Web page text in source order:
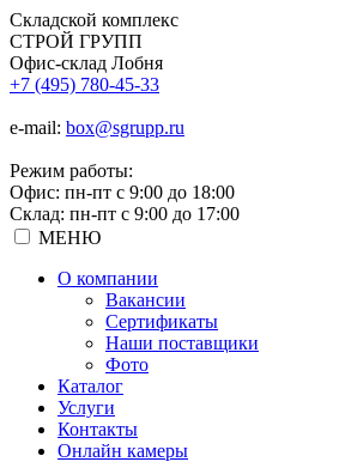
Складской комплекс
СТРОЙ ГРУПП
Офис-склад Лобня
+7 (495) 780-45-33
e-mail: box@sgrupp.ru
Режим работы:
Офис: пн-пт с 9:00 до 18:00
Склад: пн-пт с 9:00 до 17:00
МЕНЮ
О компании
Вакансии
Сертификаты
Наши поставщики
Фото
Каталог
Услуги
Контакты
Онлайн камеры